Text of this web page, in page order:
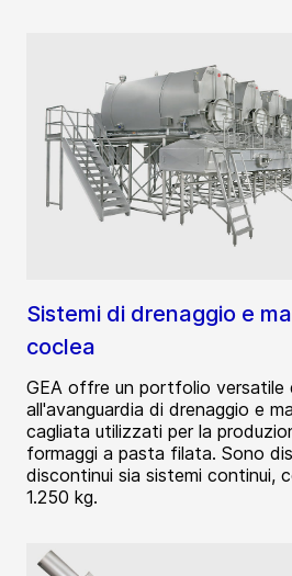
Sistemi di drenaggio e
coclea
GEA offre un portfolio versatile
all'avanguardia di drenaggio e
cagliata utilizzati per la
formaggi a pasta filata. Sono
discontinui sia sistemi continui,
1.250 kg.